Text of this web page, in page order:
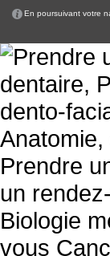
En poursuivant votre